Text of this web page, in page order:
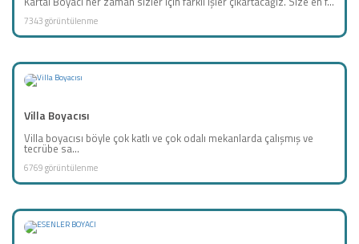
7343 görüntülenme
Villa Boyacısı
Villa boyacısı böyle çok katlı ve çok odalı mekanlarda çalışmış ve
tecrübe sa...
6769 görüntülenme